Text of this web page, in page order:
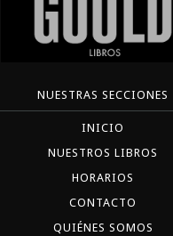
NUESTRAS SECCIONES
INICIO
NUESTROS LIBROS
HORARIOS
CONTACTO
QUIÉNES SOMOS